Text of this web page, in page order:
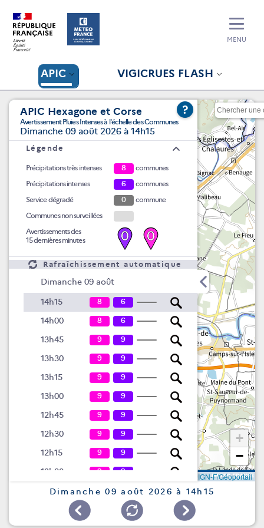
APIC VIGICRUES FLASH
MENU
APIC Hexagone et Corse
Avertissement Pluies Intenses à l'échelle des Communes
Dimanche 09 août 2026 à 14h15
?
Légende
Précipitations très intenses 8
communes
Précipitations intenses
6
communes
Service dégradé
0
commune
Communes non surveillées
Avertissements des
15 dernières minutes
0 0
Rafraîchissement automatique
Dimanche 09 août
14h15 8 6
14h00 8 6
13h45 9 9
13h30 9 9
13h15 9 9
13h00 9 9
12h45 9 9
12h30 9 9
12h15 9 9
12h00 9 9
11h45 9 9
9
+
−
IGN-F/Géoportail
Dimanche 09 août 2026 à 14h15